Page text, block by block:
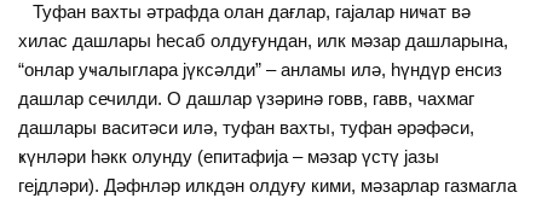
Туфан вахты әтрафда олан дағлар, гаjалар ниҹат вә
хилас дашлары һесаб олдуғундан, илк мәзар дашларына,
“онлар уҹалыглара jүксәлди” – анламы илә, һүндүр енсиз
дашлар сечилди. О дашлар үзәринә говв, гавв, чахмаг
дашлары васитәси илә, туфан вахты, туфан әрәфәси,
ҝүнләри һәкк олунду (епитафиjа – мәзар үстү jазы
геjдләри). Дәфнләр илкдән олдуғу кими, мәзарлар газмагла